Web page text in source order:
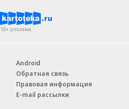
18+ реклама
Android
Обратная связь
Правовая информация
E-mail рассылки